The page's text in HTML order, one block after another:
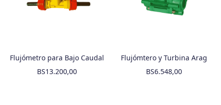
Flujómetro para Bajo Caudal
BS13.200,00
Flujómtero y Turbina Arag
BS6.548,00